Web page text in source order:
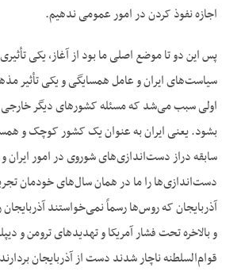
اجازه نفوذ کردن در امور عمومی ندهیم.
پس این دو تا موضع اصلی ما بود از آغاز، یکی
سیاست‌های ایران و عامل همسایگی و یکی تأثیر
اولی سبب می‌شد که مسئله کشورهای دیگر
بشود. یعنی ایران به عنوان یک کشور کوچک و
سابقه دراز دست‌اندازی‌های شوروی در امور ایران
دست‌اندازی‌ها را ما در همان سال‌های خودمان
آذربایجان که روس‌ها رسماً نمی‌خواستند آذربایجان
و بالاخره تحت فشار آمریکا و تهدیدهای ترومن و
قوام‌السلطنه ناچار شدند دست از آذربایجان